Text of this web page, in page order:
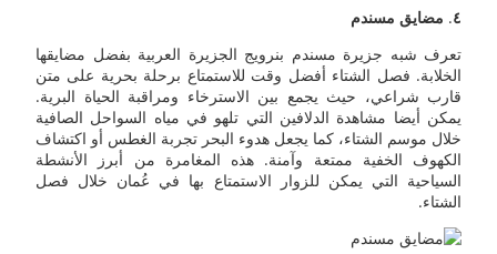
٤. مضايق مسندم
تعرف شبه جزيرة مسندم بنرويج الجزيرة العربية بفضل مضايقها
الخلابة. فصل الشتاء أفضل وقت للاستمتاع برحلة بحرية على متن
قارب شراعي، حيث يجمع بين الاسترخاء ومراقبة الحياة البرية.
يمكن أيضا مشاهدة الدلافين التي تلهو في مياه السواحل الصافية
خلال موسم الشتاء، كما يجعل هدوء البحر تجربة الغطس أو اكتشاف
الكهوف الخفية ممتعة وآمنة. هذه المغامرة من أبرز الأنشطة
السياحية التي يمكن للزوار الاستمتاع بها في عُمان خلال فصل
الشتاء.